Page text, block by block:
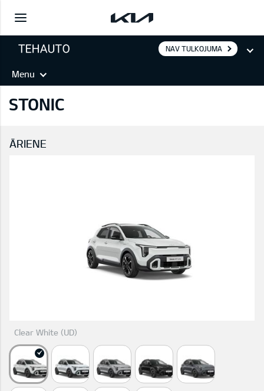
NAV TULKOJUMA
Menu
STONIC
ĀRIENE
Clear White (UD)